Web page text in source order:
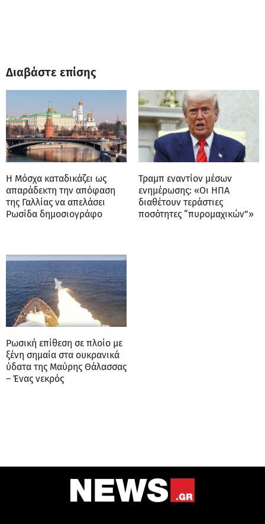
Διαβάστε επίσης
Η Μόσχα καταδικάζει ως
απαράδεκτη την απόφαση
της Γαλλίας να απελάσει
Ρωσίδα δημοσιογράφο
Τραμπ εναντίον μέσων
ενημέρωσης: «Οι ΗΠΑ
διαθέτουν τεράστιες
ποσότητες “πυρομαχικών”»
Ρωσική επίθεση σε πλοίο με
ξένη σημαία στα ουκρανικά
ύδατα της Μαύρης Θάλασσας
– Ένας νεκρός